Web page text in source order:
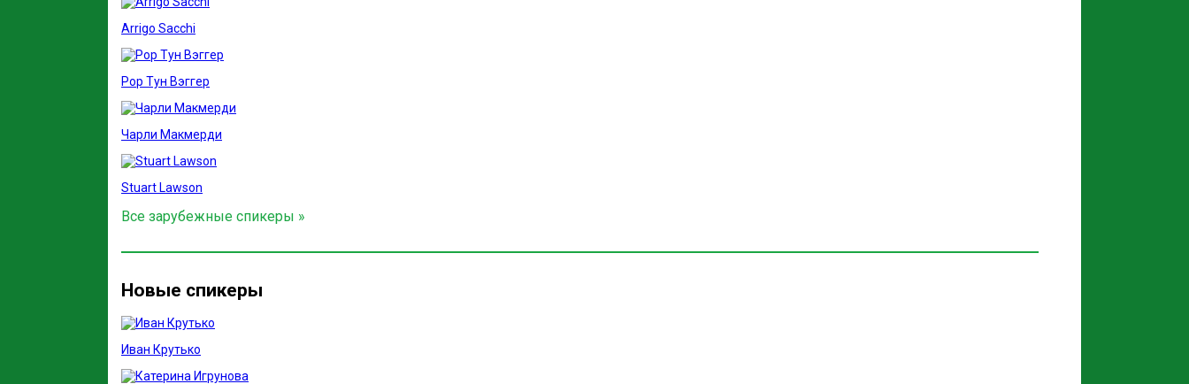
Arrigo Sacchi
Рор Тун Вэггер
Чарли Макмерди
Stuart Lawson
Все зарубежные спикеры »
Новые спикеры
Иван Крутько